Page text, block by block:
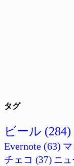
タグ
ビール (284)
Evernote (63)
チェコ (37) ニュ